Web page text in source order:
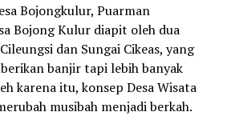
Bojongkulur, Puarman
Bojong Kulur diapit oleh dua
dan Sungai Cikeas, yang
banjir tapi lebih banyak
karena itu, konsep Desa Wisata
musibah menjadi berkah.